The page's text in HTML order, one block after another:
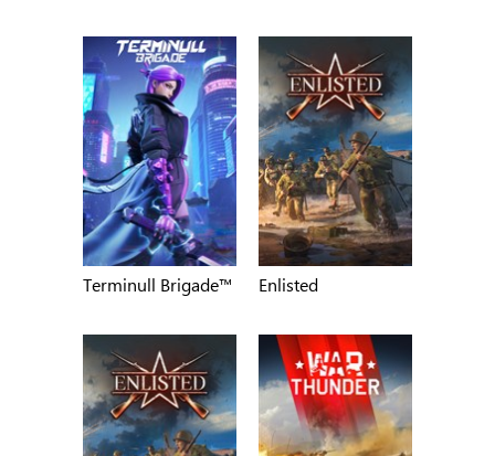
Terminull Brigade™ Enlisted